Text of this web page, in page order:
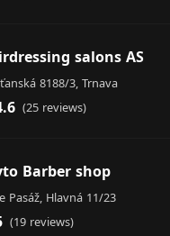
salons AS
8188/3, Trnava
(25 reviews)
Barber shop
Pasáž, Hlavná 11/23
(19 reviews)